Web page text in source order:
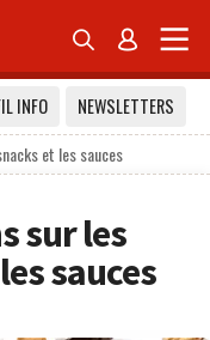
 
INFO
NEWSLETTERS
et les sauces
sur les
sauces